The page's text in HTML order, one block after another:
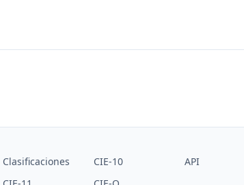
Clasificaciones CIE-10 API